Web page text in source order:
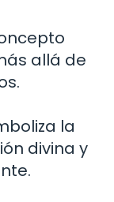
allá de
la
divina y